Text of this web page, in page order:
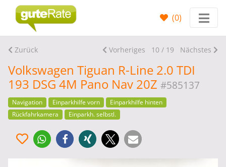
(0)
Zurück Vorheriges 10 / 19 Nächstes
Volkswagen Tiguan R-Line 2.0 TDI
193 DSG 4M Pano Nav 20Z #585137
Navigation Einparkhilfe vorn
Einparkhilfe hinten
Rückfahrkamera
Einparkh. selbstl.